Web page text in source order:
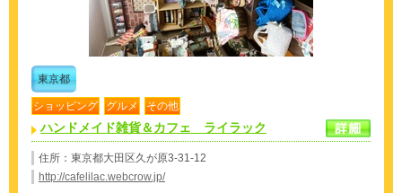
東京都
ショッピング グルメ その他
ハンドメイド雑貨＆カフェ ライラック
住所：東京都大田区久が原3-31-12
http://cafelilac.webcrow.jp/